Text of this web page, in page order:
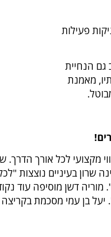
פעילות
לשלב גם הנחיית
מאמנת
מקצועי לכל אורך
שרון בעיניים נוצצות
דשן מוסיפה עוד
יעל בן עמי מסכמת